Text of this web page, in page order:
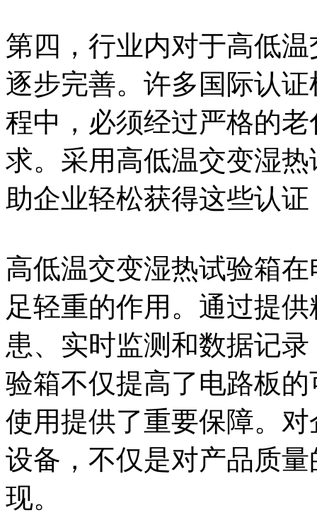
第四，行业内对于高低
逐步完善。许多国际认
程中，必须经过严格的
求。采用高低温交变湿
助企业轻松获得这些认
高低温交变湿热试验箱
足轻重的作用。通过提
患、实时监测和数据记
验箱不仅提高了电路板
使用提供了重要保障。
设备，不仅是对产品质
现。